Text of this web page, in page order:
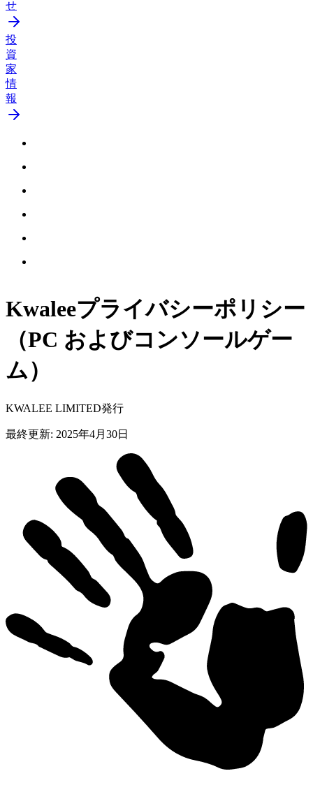
せ
投
資
家
情
報
Kwaleeプライバシーポリシー
（PC およびコンソールゲー
ム）
KWALEE LIMITED発行
最終更新: 2025年4月30日